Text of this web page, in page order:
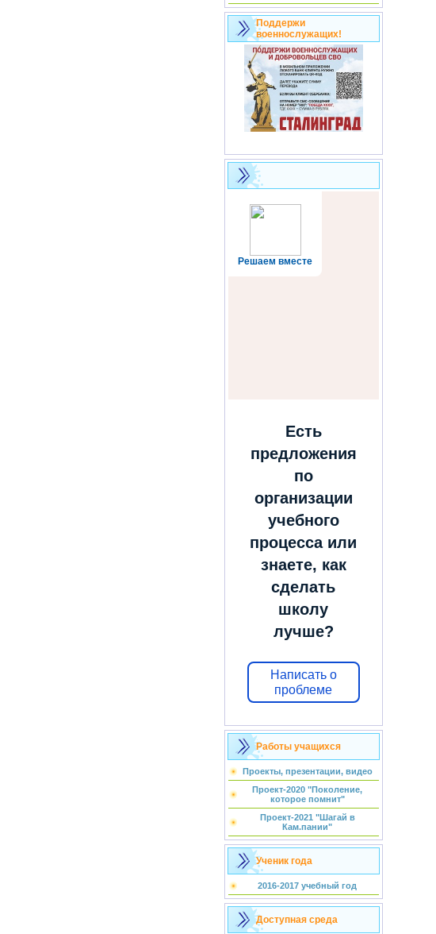
Поддержи
военнослужащих!
Решаем вместе
Есть
предложения
по
организации
учебного
процесса или
знаете, как
сделать
школу
лучше?
Написать о
проблеме
Работы учащихся
Проекты, презентации, видео
Проект-2020 "Поколение,
которое помнит"
Проект-2021 "Шагай в
Кам.пании"
Ученик года
2016-2017 учебный год
Доступная среда